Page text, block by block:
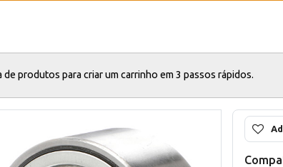
de produtos para criar um carrinho em 3 passos rápidos.